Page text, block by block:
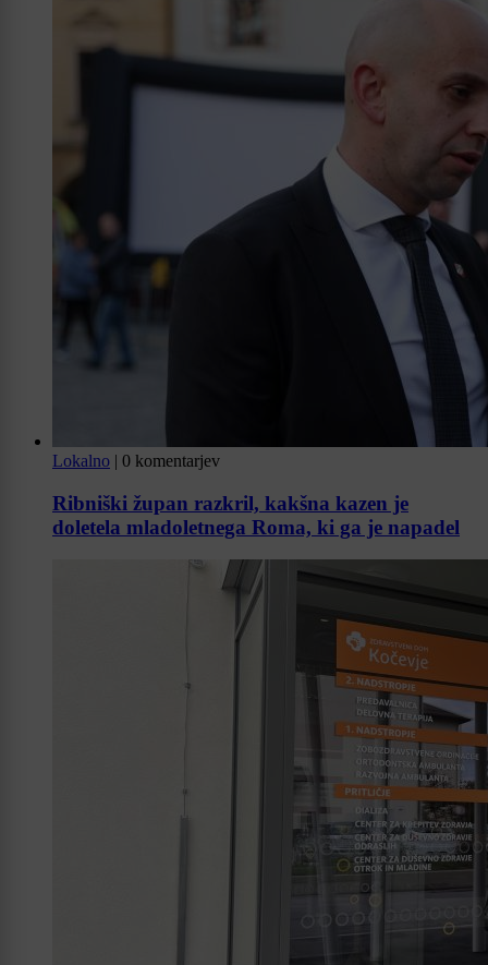
Lokalno | 0 komentarjev
Ribniški župan razkril, kakšna kazen je
doletela mladoletnega Roma, ki ga je napadel